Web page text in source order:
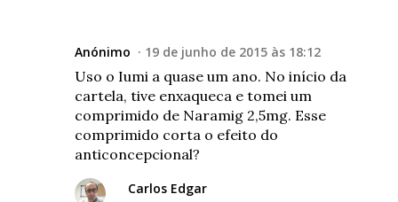
Anónimo 19 de junho de 2015 às 18:12
Uso o Iumi a quase um ano. No início da
cartela, tive enxaqueca e tomei um
comprimido de Naramig 2,5mg. Esse
comprimido corta o efeito do
anticoncepcional?
Carlos Edgar